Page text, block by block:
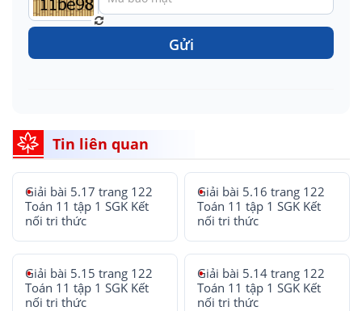
Gửi
Tin liên quan
Giải bài 5.17 trang 122
Toán 11 tập 1 SGK Kết
nối tri thức
Giải bài 5.16 trang 122
Toán 11 tập 1 SGK Kết
nối tri thức
Giải bài 5.15 trang 122
Toán 11 tập 1 SGK Kết
nối tri thức
Giải bài 5.14 trang 122
Toán 11 tập 1 SGK Kết
nối tri thức